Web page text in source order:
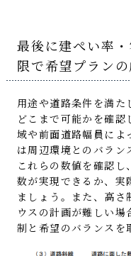
最後に建ぺい率
限で希望プラン
用途や道路条件を満
どこまで可能かを確
域や前面道路幅員によ
は周辺環境とのバラン
これらの数値を確認
数が実現できるか、実
ましょう。また、高
ウスの計画が難しい
制と希望のバランスを